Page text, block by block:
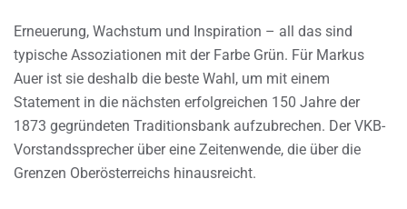
Erneuerung, Wachstum und Inspiration – all das sind
typische Assoziationen mit der Farbe Grün. Für Markus
Auer ist sie deshalb die beste Wahl, um mit einem
Statement in die nächsten erfolgreichen 150 Jahre der
1873 gegründeten Traditionsbank aufzubrechen. Der VKB-
Vorstandssprecher über eine Zeitenwende, die über die
Grenzen Oberösterreichs hinausreicht.